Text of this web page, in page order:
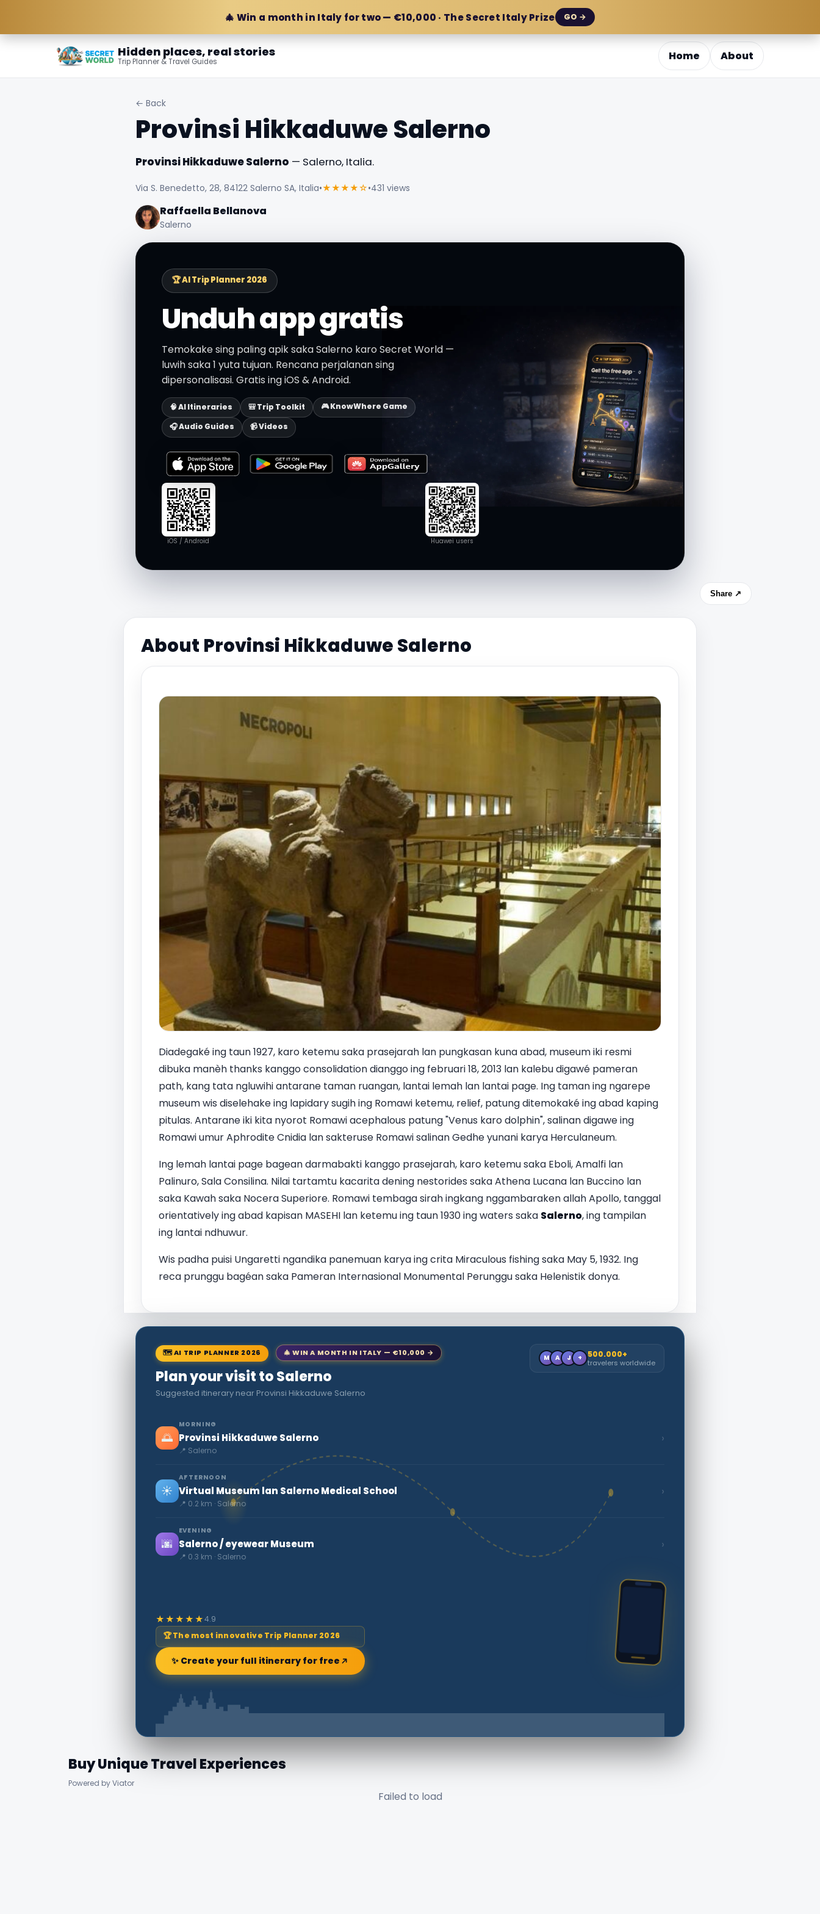
🎄 Win a month in Italy for two — €10,000 · The Secret Italy Prize GO →
Hidden places, real stories
Trip Planner & Travel Guides Home About
← Back
Provinsi Hikkaduwe Salerno
Provinsi Hikkaduwe Salerno — Salerno, Italia.
Via S. Benedetto, 28, 84122 Salerno SA, Italia•★★★★☆•431 views
Raffaella Bellanova
Salerno
🏆 AI Trip Planner 2026
Unduh app gratis
Temokake sing paling apik saka Salerno karo Secret World —
luwih saka 1 yuta tujuan. Rencana perjalanan sing
dipersonalisasi. Gratis ing iOS & Android.
🧠 AI Itineraries 🎒 Trip Toolkit
🎮 KnowWhere Game
🎧 Audio Guides
📹 Videos
iOS / Android Huawei users
Share ↗
About Provinsi Hikkaduwe Salerno
Diadegaké ing taun 1927, karo ketemu saka prasejarah lan pungkasan kuna abad, museum iki resmi
dibuka manèh thanks kanggo consolidation dianggo ing februari 18, 2013 lan kalebu digawé pameran
path, kang tata ngluwihi antarane taman ruangan, lantai lemah lan lantai page. Ing taman ing ngarepe
museum wis diselehake ing lapidary sugih ing Romawi ketemu, relief, patung ditemokaké ing abad kaping
pitulas. Antarane iki kita nyorot Romawi acephalous patung "Venus karo dolphin", salinan digawe ing
Romawi umur Aphrodite Cnidia lan sakteruse Romawi salinan Gedhe yunani karya Herculaneum.
Ing lemah lantai page bagean darmabakti kanggo prasejarah, karo ketemu saka Eboli, Amalfi lan
Palinuro, Sala Consilina. Nilai tartamtu kacarita dening nestorides saka Athena Lucana lan Buccino lan
saka Kawah saka Nocera Superiore. Romawi tembaga sirah ingkang nggambaraken allah Apollo, tanggal
orientatively ing abad kapisan MASEHI lan ketemu ing taun 1930 ing waters saka Salerno, ing tampilan
ing lantai ndhuwur.
Wis padha puisi Ungaretti ngandika panemuan karya ing crita Miraculous fishing saka May 5, 1932. Ing
reca prunggu bagéan saka Pameran Internasional Monumental Perunggu saka Helenistik donya.
🗺 AI TRIP PLANNER 2026 🎄 WIN A MONTH IN ITALY — €10,000 →
Plan your visit to Salerno
Suggested itinerary near Provinsi Hikkaduwe Salerno
M A J + 500.000+
travelers worldwide
🌅
MORNING
Provinsi Hikkaduwe Salerno
📍 Salerno
›
☀️
AFTERNOON
Virtual Museum lan Salerno Medical School
📍 0.2 km · Salerno
›
🌆
EVENING
Salerno / eyewear Museum
📍 0.3 km · Salerno
›
★★★★★4.9
🏆 The most innovative Trip Planner 2026
✨ Create your full itinerary for free
Buy Unique Travel Experiences
Powered by Viator
Failed to load